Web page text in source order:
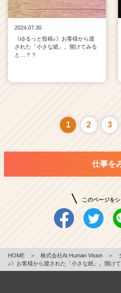
2024.07.30
《ゆるっと投稿♪》お客様から渡
された「小さな紙」。開けてみる
と…？？
1 2 3
仕事を
このページを
HOME ＞ 株式会社At Human Vision ＞
♪》お客様から渡された「小さな紙」。開け